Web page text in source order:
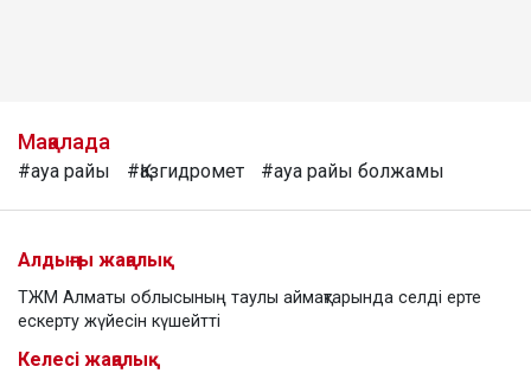
Мақалада
#ауа райы #Қазгидромет #ауа райы болжамы
Алдыңғы жаңалық
ТЖМ Алматы облысының таулы аймақтарында селді ерте
ескерту жүйесін күшейтті
Келесі жаңалық